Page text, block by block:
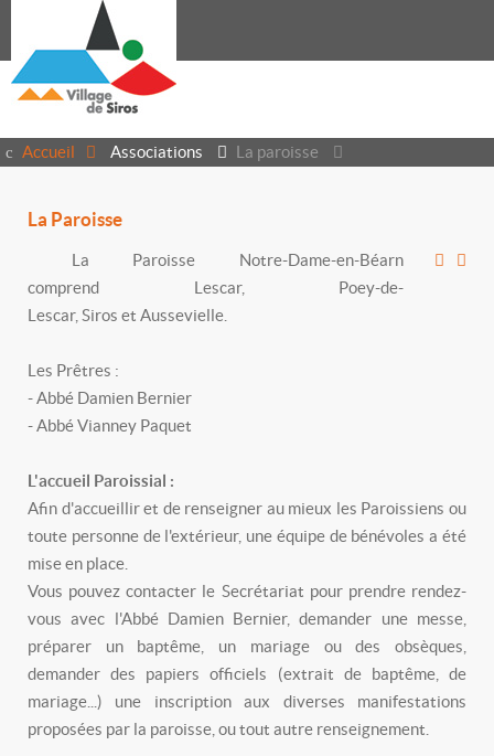
Accueil Associations La paroisse
La Paroisse
La Paroisse Notre-Dame-en-Béarn
comprend Lescar, Poey-de-
Lescar, Siros et Aussevielle.
Les Prêtres :
- Abbé Damien Bernier
- Abbé Vianney Paquet
L'accueil Paroissial :
Afin d'accueillir et de renseigner au mieux les Paroissiens ou
toute personne de l'extérieur, une équipe de bénévoles a été
mise en place.
Vous pouvez contacter le Secrétariat pour prendre rendez-
vous avec l'Abbé Damien Bernier, demander une messe,
préparer un baptême, un mariage ou des obsèques,
demander des papiers officiels (extrait de baptême, de
mariage...) une inscription aux diverses manifestations
proposées par la paroisse, ou tout autre renseignement.